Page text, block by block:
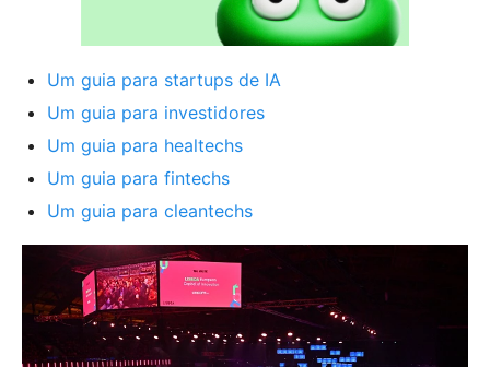
Um guia para startups de IA
Um guia para investidores
Um guia para healtechs
Um guia para fintechs
Um guia para cleantechs